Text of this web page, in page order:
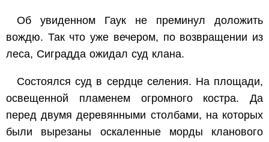
Об увиденном Гаук не преминул доложить
вождю. Так что уже вечером, по возвращении из
леса, Сиградда ожидал суд клана.
Состоялся суд в сердце селения. На площади,
освещенной пламенем огромного костра. Да
перед двумя деревянными столбами, на которых
были вырезаны оскаленные морды кланового